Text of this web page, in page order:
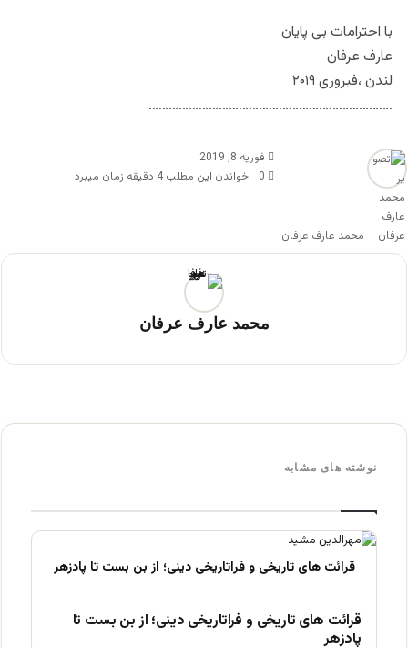
با احترامات بی پایان
عارف عرفان
لندن ،فبروری ۲۰۱۹
……………………………………………………………….
محمد عارف عرفان
فوریه 8, 2019
0
خواندن این مطلب 4 دقیقه زمان میبرد
محمد عارف عرفان
نوشته های مشابه
قرائت های تاریخی و فراتاریخی دینی؛ از بن بست تا
پادزهر